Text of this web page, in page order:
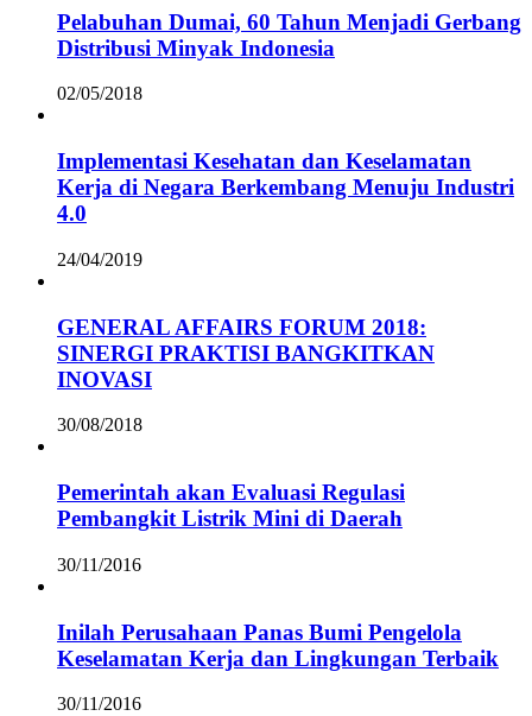
Pelabuhan Dumai, 60 Tahun Menjadi Gerbang
Distribusi Minyak Indonesia
02/05/2018
Implementasi Kesehatan dan Keselamatan
Kerja di Negara Berkembang Menuju Industri
4.0
24/04/2019
GENERAL AFFAIRS FORUM 2018:
SINERGI PRAKTISI BANGKITKAN
INOVASI
30/08/2018
Pemerintah akan Evaluasi Regulasi
Pembangkit Listrik Mini di Daerah
30/11/2016
Inilah Perusahaan Panas Bumi Pengelola
Keselamatan Kerja dan Lingkungan Terbaik
30/11/2016